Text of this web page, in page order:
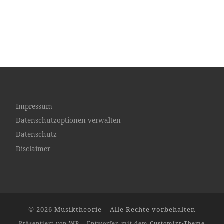
Impressum
Datenschutzoptionen verwalten
Datenschutz
Disclaimer
© 2026 Musiktheorie – Alle Rechte vorbehalten